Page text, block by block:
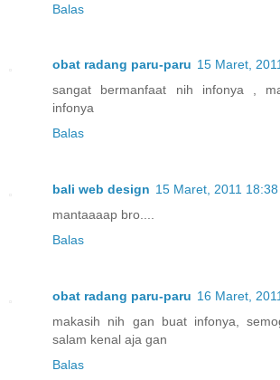
Balas
obat radang paru-paru 15 Maret,
sangat bermanfaat nih infonya ,
infonya
Balas
bali web design 15 Maret, 2011 18:38
mantaaaap bro....
Balas
obat radang paru-paru 16 Maret,
makasih nih gan buat infonya,
salam kenal aja gan
Balas